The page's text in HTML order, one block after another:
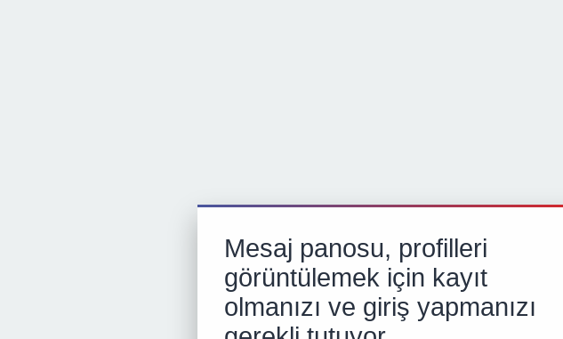
Mesaj panosu, profilleri
görüntülemek için kayıt
olmanızı ve giriş yapmanızı